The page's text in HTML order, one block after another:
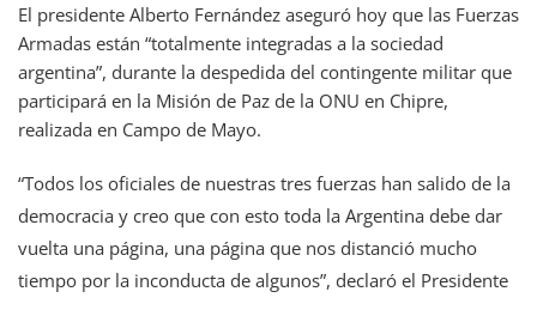
El presidente Alberto Fernández aseguró hoy que las Fuerzas
Armadas están “totalmente integradas a la sociedad
argentina”, durante la despedida del contingente militar que
participará en la Misión de Paz de la ONU en Chipre,
realizada en Campo de Mayo.
“Todos los oficiales de nuestras tres fuerzas han salido de la
democracia y creo que con esto toda la Argentina debe dar
vuelta una página, una página que nos distanció mucho
tiempo por la inconducta de algunos”, declaró el Presidente